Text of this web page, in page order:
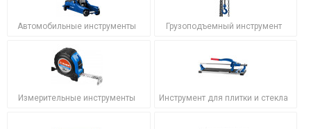
Автомобильные инструменты Грузоподъемный инструмент
Измерительные инструменты Инструмент для плитки и стекла